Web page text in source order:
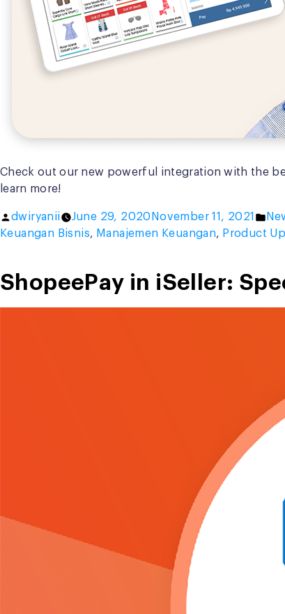
Check out our new powerful integration with the
learn more!
Posted
by
dwiryanii June 29, 2020 November 11, 2021
in
Keuangan Bisnis, Manajemen Keuangan, Product
ShopeePay in iSeller: